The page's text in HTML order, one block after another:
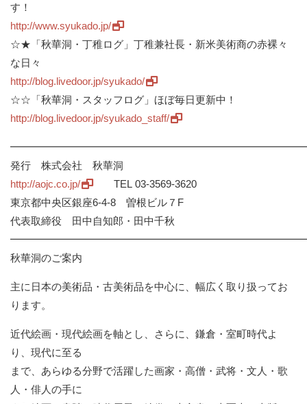
す！
http://www.syukado.jp/
☆★「秋華洞・丁稚ログ」丁稚兼社長・新米美術商の赤裸々
な日々
http://blog.livedoor.jp/syukado/
☆☆「秋華洞・スタッフログ」ほぼ毎日更新中！
http://blog.livedoor.jp/syukado_staff/
発行 株式会社 秋華洞
http://aojc.co.jp/
TEL 03-3569-3620
東京都中央区銀座6-4-8 曽根ビル７F
代表取締役 田中自知郎・田中千秋
秋華洞のご案内
主に日本の美術品・古美術品を中心に、幅広く取り扱ってお
ります。
近代絵画・現代絵画を軸とし、さらに、鎌倉・室町時代よ
り、現代に至る
まで、あらゆる分野で活躍した画家・高僧・武将・文人・歌
人・俳人の手に